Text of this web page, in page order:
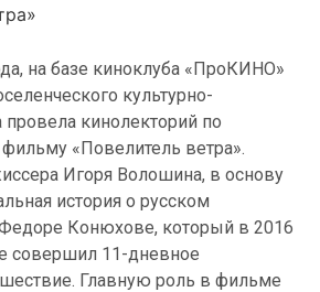
на базе киноклуба «ПроКИНО»
культурно-
провела кинолекторий по
«Повелитель ветра».
Игоря Волошина, в основу
история о русском
Конюхове, который в 2016
совершил 11-дневное
Главную роль в фильме